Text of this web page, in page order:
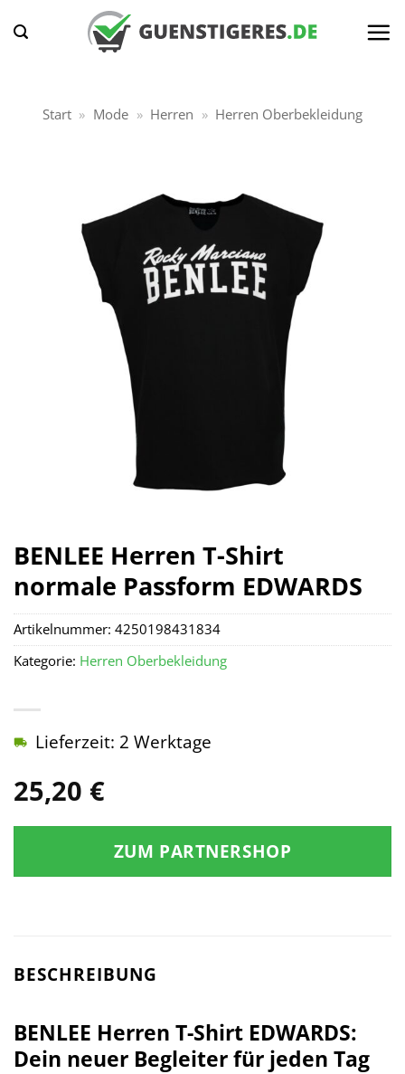
Inhalt
Start » Mode » Herren » Herren Oberbekleidung
BENLEE Herren T-Shirt
normale Passform EDWARDS
25,20 €
Lieferzeit: 2 Werktage
ZUM PARTNERSHOP
Artikelnummer: 4250198431834
Kategorie: Herren Oberbekleidung
BESCHREIBUNG
BENLEE Herren T-Shirt EDWARDS:
Dein neuer Begleiter für jeden Tag